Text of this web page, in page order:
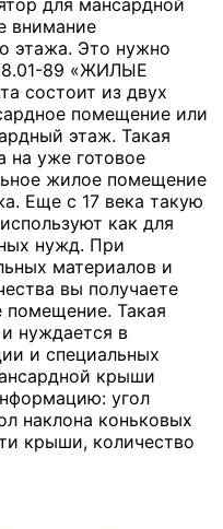
внимание
этажа. Это нужно
89 «ЖИЛЫЕ
состоит из двух
помещение или
этаж. Такая
на уже готовое
жилое помещение
Еще с 17 века такую
как для
нужд. При
материалов и
вы получаете
помещение. Такая
нуждается в
и специальных
крыши
угол
наклона коньковых
крыши, количество